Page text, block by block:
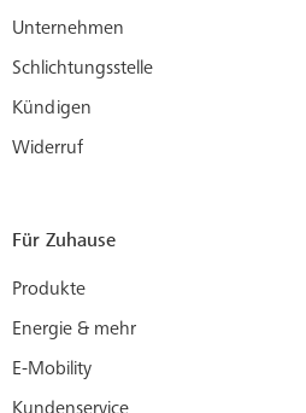
Unternehmen
Schlichtungsstelle
Kündigen
Widerruf
Für Zuhause
Produkte
Energie & mehr
E-Mobility